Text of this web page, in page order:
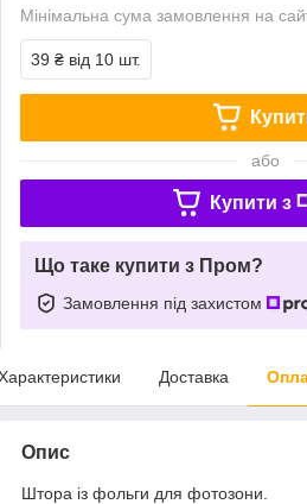
Мінімальна сума замовлення на
39 ₴ від 10 шт.
або
Купити з
Що таке купити з Пром?
Замовлення під захистом
Доставка
Опис
Штора із фольги для фотозони.